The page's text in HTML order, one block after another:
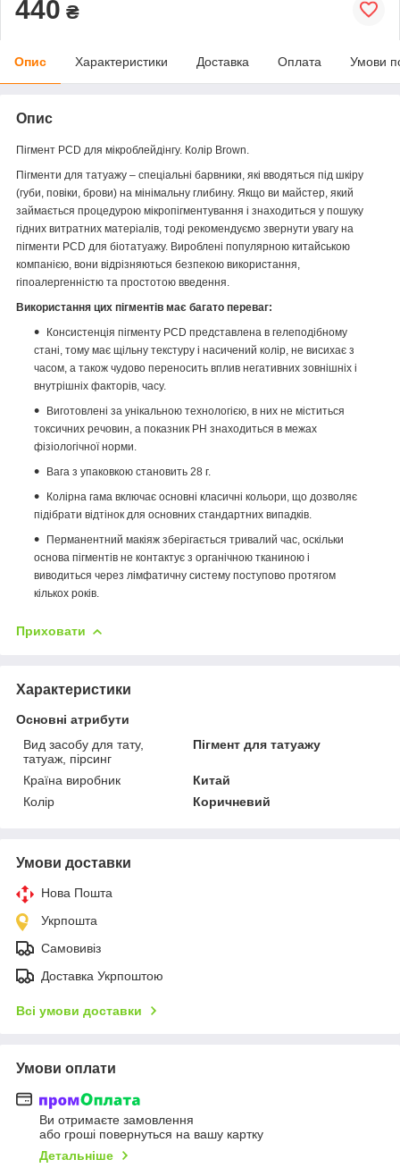
440 ₴
Опис Характеристики Доставка Оплата Умови
Опис
Пігмент PCD для мікроблейдінгу. Колір Brown.
Пігменти для татуажу – спеціальні барвники, які вводяться під шкіру
(губи, повіки, брови) на мінімальну глибину. Якщо ви майстер, який
займається процедурою мікропігментування і знаходиться у пошуку
гідних витратних матеріалів, тоді рекомендуємо звернути увагу на
пігменти PCD для біотатуажу. Вироблені популярною китайською
компанією, вони відрізняються безпекою використання,
гіпоалергенністю та простотою введення.
Використання цих пігментів має багато переваг:
Консистенція пігменту PCD представлена в гелеподібному
стані, тому має щільну текстуру і насичений колір, не висихає з
часом, а також чудово переносить вплив негативних зовнішніх і
внутрішніх факторів, часу.
Виготовлені за унікальною технологією, в них не міститься
токсичних речовин, а показник РН знаходиться в межах
фізіологічної норми.
Вага з упаковкою становить 28 г.
Колірна гама включає основні класичні кольори, що дозволяє
підібрати відтінок для основних стандартних випадків.
Перманентний макіяж зберігається тривалий час, оскільки
основа пігментів не контактує з органічною тканиною і
виводиться через лімфатичну систему поступово протягом
кількох років.
Приховати
Характеристики
Основні атрибути
Вид засобу для тату,
татуаж, пірсинг
Пігмент для татуажу
Країна виробник
Китай
Колір
Коричневий
Умови доставки
Нова Пошта
Укрпошта
Самовивіз
Доставка Укрпоштою
Всі умови доставки
Умови оплати
Ви отримаєте замовлення
або гроші повернуться на вашу картку
Детальніше